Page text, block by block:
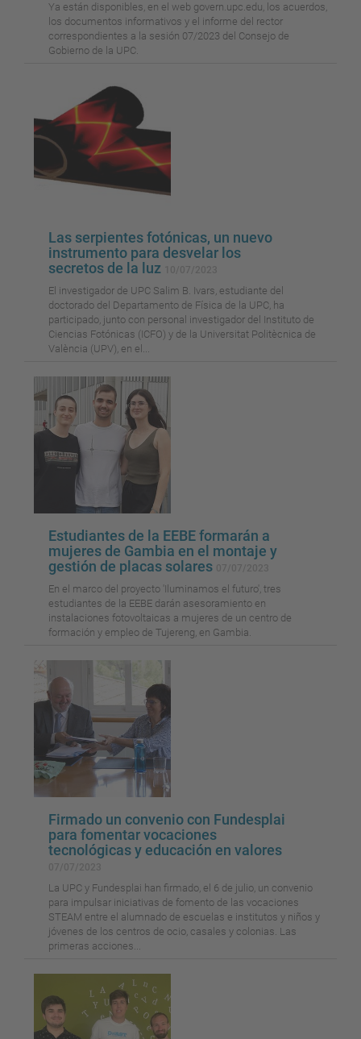
Ya están disponibles, en el web govern.upc.edu, los acuerdos,
los documentos informativos y el informe del rector
correspondientes a la sesión 07/2023 del Consejo de
Gobierno de la UPC.
Las serpientes fotónicas, un nuevo
instrumento para desvelar los
secretos de la luz
El investigador de UPC Salim B. Ivars, estudiante del
doctorado del Departamento de Física de la UPC, ha
participado, junto con personal investigador del Instituto de
Ciencias Fotónicas (ICFO) y de la Universitat Politècnica de
València (UPV), en el...
Estudiantes de la EEBE formarán a
mujeres de Gambia en el montaje y
gestión de placas solares
En el marco del proyecto 'Iluminamos el futuro', tres
estudiantes de la EEBE darán asesoramiento en
instalaciones fotovoltaicas a mujeres de un centro de
formación y empleo de Tujereng, en Gambia.
Firmado un convenio con Fundesplai
para fomentar vocaciones
tecnológicas y educación en valores
La UPC y Fundesplai han firmado, el 6 de julio, un convenio
para impulsar iniciativas de fomento de las vocaciones
STEAM entre el alumnado de escuelas e institutos y niños y
jóvenes de los centros de ocio, casales y colonias. Las
primeras acciones...